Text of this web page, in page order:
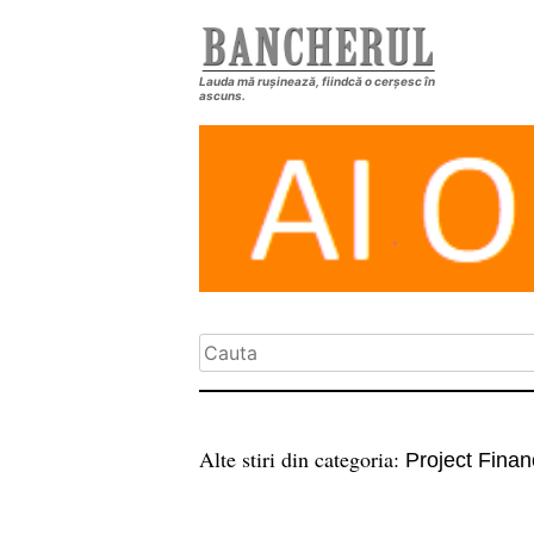
Lauda mă rușinează, fiindcă o cerșesc în
ascuns.
Alte stiri din categoria: Project